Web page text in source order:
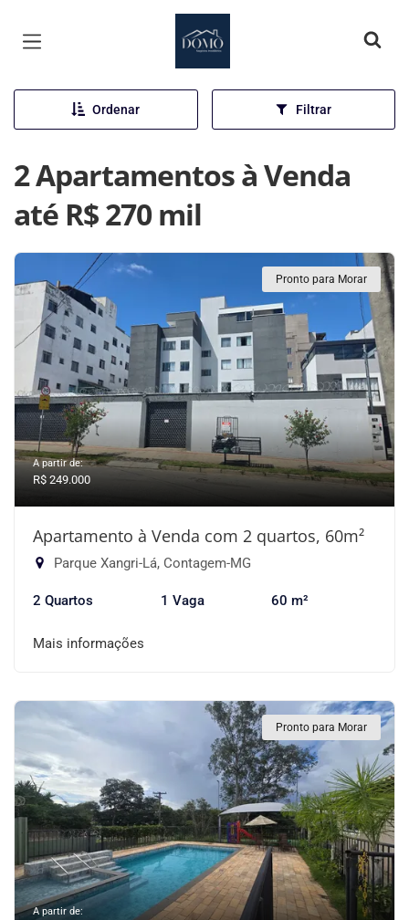
Página inicial
Ordenar Filtrar
2 Apartamentos à Venda
até R$ 270 mil
Pronto para Morar
A partir de:
R$ 249.000
Apartamento à Venda com 2 quartos, 60m²
Parque Xangri-Lá, Contagem-MG
2 Quartos 1 Vaga 60 m²
Mais informações
Pronto para Morar
A partir de: